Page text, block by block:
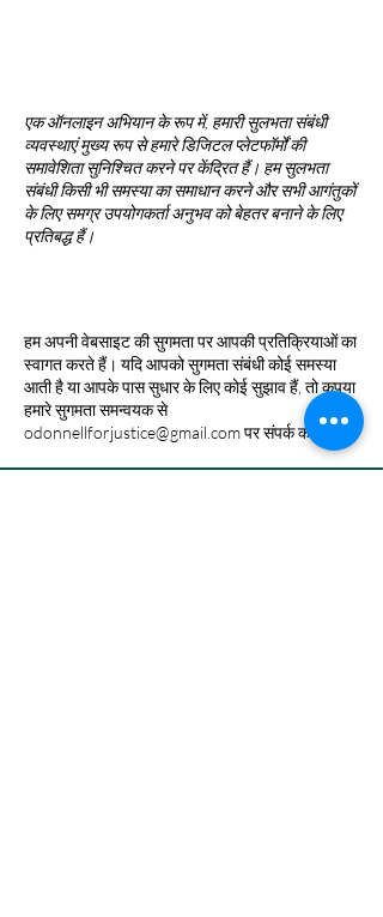
एक ऑनलाइन अभियान के रूप में, हमारी सुलभता संबंधी
व्यवस्थाएं मुख्य रूप से हमारे डिजिटल प्लेटफॉर्मों की
समावेशिता सुनिश्चित करने पर केंद्रित हैं। हम सुलभता
संबंधी किसी भी समस्या का समाधान करने और सभी आगंतुकों
के लिए समग्र उपयोगकर्ता अनुभव को बेहतर बनाने के लिए
प्रतिबद्ध हैं।
हम अपनी वेबसाइट की सुगमता पर आपकी प्रतिक्रियाओं का
स्वागत करते हैं। यदि आपको सुगमता संबंधी कोई समस्या
आती है या आपके पास सुधार के लिए कोई सुझाव हैं, तो कृपया
हमारे सुगमता समन्वयक से
odonnellforjustice@gmail.comपर संपर्क करें।